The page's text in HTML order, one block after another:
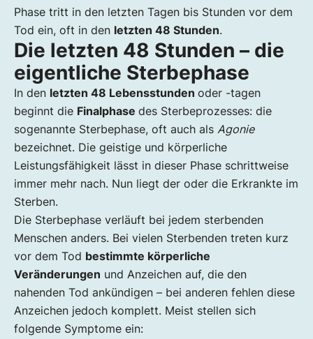
Phase tritt in den letzten Tagen bis Stunden vor dem
Tod ein, oft in den letzten 48 Stunden.
Die letzten 48 Stunden – die
eigentliche Sterbephase
In den letzten 48 Lebensstunden oder -tagen
beginnt die Finalphase des Sterbeprozesses: die
sogenannte Sterbephase, oft auch als Agonie
bezeichnet. Die geistige und körperliche
Leistungsfähigkeit lässt in dieser Phase schrittweise
immer mehr nach. Nun liegt der oder die Erkrankte im
Sterben.
Die Sterbephase verläuft bei jedem sterbenden
Menschen anders. Bei vielen Sterbenden treten kurz
vor dem Tod bestimmte körperliche
Veränderungen und Anzeichen auf, die den
nahenden Tod ankündigen – bei anderen fehlen diese
Anzeichen jedoch komplett. Meist stellen sich
folgende Symptome ein: